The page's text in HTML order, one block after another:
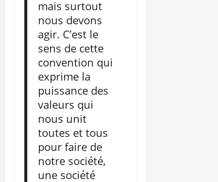
mais surtout
nous devons
agir. C’est le
sens de cette
convention qui
exprime la
puissance des
valeurs qui
nous unit
toutes et tous
pour faire de
notre société,
une société